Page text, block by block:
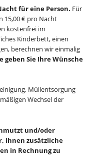
für eine Person. Für
15,00 € pro Nacht
kostenfrei im
Kinderbett, einen
berechnen wir einmalig
geben Sie Ihre Wünsche
Müllentsorgung
Wechsel der
und/oder
Ihnen zusätzliche
in Rechnung zu